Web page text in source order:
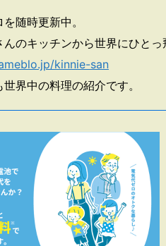
随時更新中。
んのキッチンから世界にひとっ
kinnie-san
世界中の料理の紹介です。